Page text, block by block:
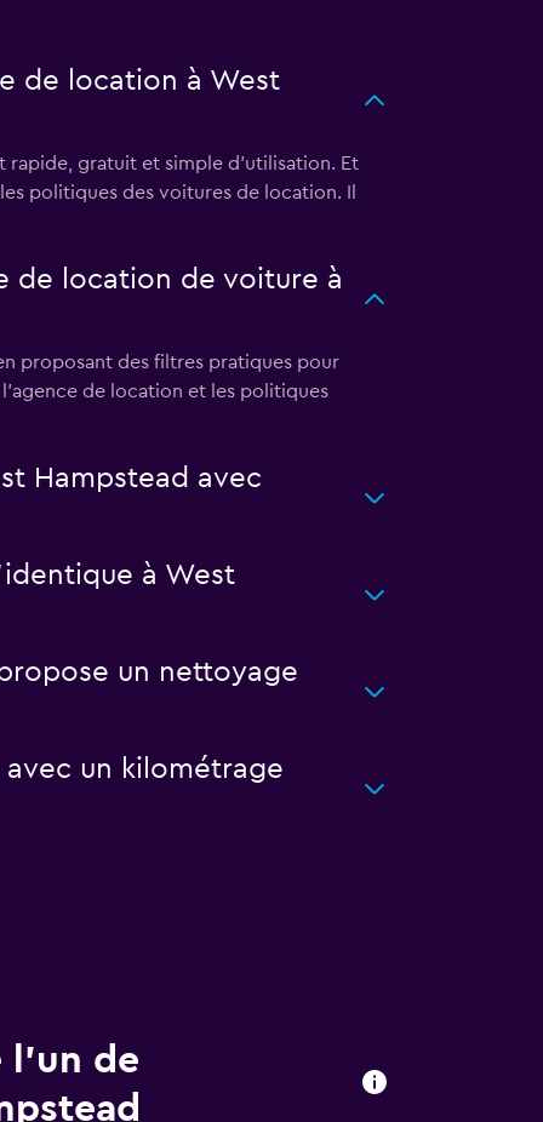
de location à West
rapide, gratuit et simple d'utilisation. Et
politiques des voitures de location. Il
de location de voiture à
proposant des filtres pratiques pour
de location et les politiques
Hampstead avec
à West
un nettoyage
un kilométrage
de